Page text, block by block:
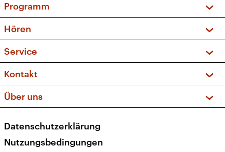
Programm
Sendungen und Podcasts
Musikliste
Kakadu – Das Kinderprogramm
Hören
Frequenzen (UKW + DAB+)
Service
FAQ
Apps
Newsletter
Kontakt
Social Media
Über uns
Presse
Karriere
Datenschutzerklärung
Nutzungsbedingungen